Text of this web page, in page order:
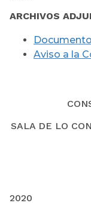
ARCHIVOS
Aviso a la
SALA DE LO
2020